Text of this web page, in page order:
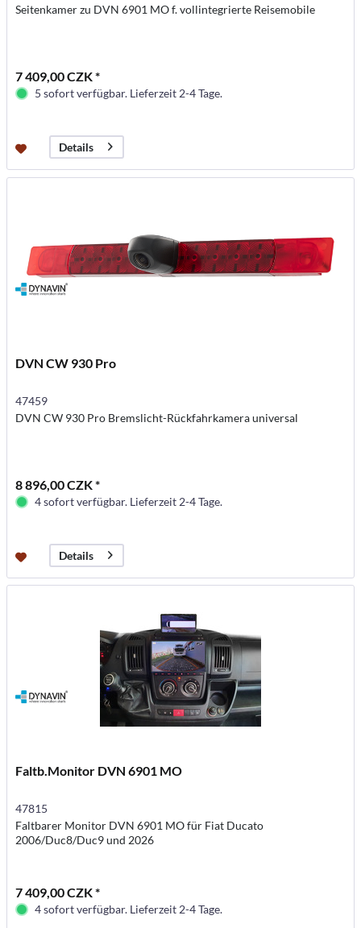
Seitenkamer zu DVN 6901 MO f. vollintegrierte Reisemobile
7 409,00 CZK *
5 sofort verfügbar. Lieferzeit 2-4 Tage.
Details
DVN CW 930 Pro
47459
DVN CW 930 Pro Bremslicht-Rückfahrkamera universal
8 896,00 CZK *
4 sofort verfügbar. Lieferzeit 2-4 Tage.
Details
Faltb.Monitor DVN 6901 MO
47815
Faltbarer Monitor DVN 6901 MO für Fiat Ducato
2006/Duc8/Duc9 und 2026
7 409,00 CZK *
4 sofort verfügbar. Lieferzeit 2-4 Tage.